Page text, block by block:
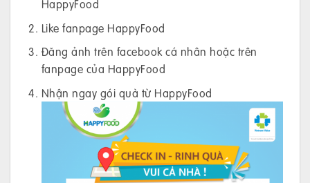
HappyFood
Like fanpage HappyFood
Đăng ảnh trên facebook cá nhân hoặc trên
fanpage của HappyFood
Nhận ngay gói quà từ HappyFood